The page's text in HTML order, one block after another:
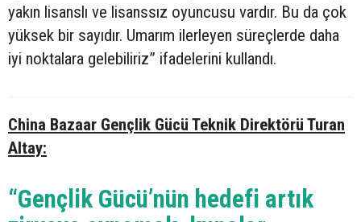
yakın lisanslı ve lisanssız oyuncusu vardır. Bu da çok
yüksek bir sayıdır. Umarım ilerleyen süreçlerde daha
iyi noktalara gelebiliriz” ifadelerini kullandı.
China Bazaar Gençlik Gücü Teknik Direktörü Turan
Altay:
“Gençlik Gücü’nün hedefi artık